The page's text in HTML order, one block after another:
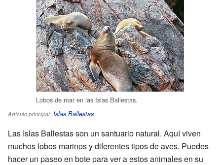
Lobos de mar en las Islas Ballestas.
Artículo principal: Islas Ballestas
Las Islas Ballestas son un santuario natural. Aquí viven
muchos lobos marinos y diferentes tipos de aves. Puedes
hacer un paseo en bote para ver a estos animales en su